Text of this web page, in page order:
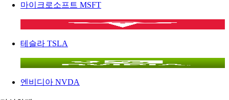
마이크로소프트 MSFT
테슬라 TSLA
엔비디아 NVDA